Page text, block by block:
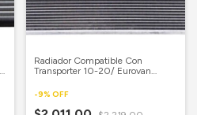
Radiador Compatible Con
Transporter 10-20/ Eurovan
Aluminio Soldado
-9% OFF